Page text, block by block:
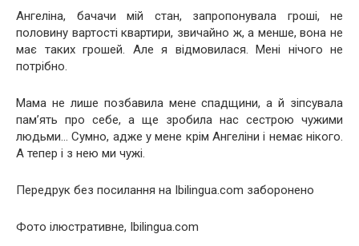
Ангеліна, бачачи мій стан, запропонувала гроші, не
половину вартості квартири, звичайно ж, а менше, вона не
має таких грошей. Але я відмовилася. Мені нічого не
потрібно.
Мама не лише позбавила мене спадщини, а й зіпсувала
пам’ять про себе, а ще зробила нас сестрою чужими
людьми… Сумно, адже у мене крім Ангеліни і немає нікого.
А тепер і з нею ми чужі.
Передрук без посилання на Ibilingua.com заборонено
Фото ілюстративне, Ibilingua.com